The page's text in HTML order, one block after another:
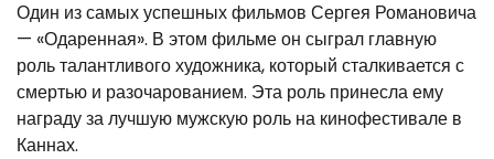
Один из самых успешных фильмов Сергея Романовича
— «Одаренная». В этом фильме он сыграл главную
роль талантливого художника, который сталкивается с
смертью и разочарованием. Эта роль принесла ему
награду за лучшую мужскую роль на кинофестивале в
Каннах.